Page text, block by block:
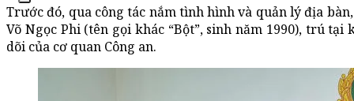
Trước đó, qua công tác nắm tình hình và quản lý địa
Võ Ngọc Phi (tên gọi khác “Bột”, sinh năm 1990), trú
dõi của cơ quan Công an.